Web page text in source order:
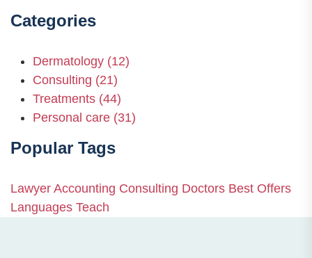
Categories
Dermatology (12)
Consulting (21)
Treatments (44)
Personal care (31)
Popular Tags
Lawyer Accounting Consulting Doctors Best Offers
Languages Teach